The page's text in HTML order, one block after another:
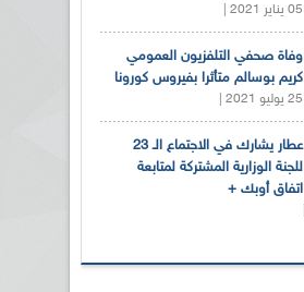
05 يناير 2021 |
وفاة صحفي التلفزيون العمومي
كريم بوسالم متأثرا بفيروس كورونا
25 يوليو 2021 |
عطار يشارك في الاجتماع الـ 23
للجنة الوزارية المشتركة لمتابعة
اتفاق أوبك +